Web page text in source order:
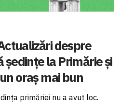
despre
la Primărie și
oraș mai bun
primăriei nu a avut loc.